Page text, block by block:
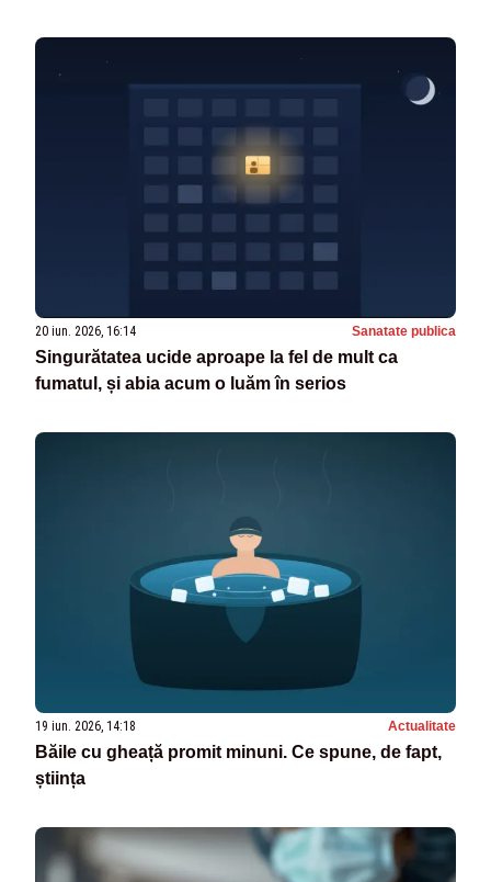
20 iun. 2026, 16:14 Sanatate publica
Singurătatea ucide aproape la fel de mult ca
fumatul, și abia acum o luăm în serios
19 iun. 2026, 14:18 Actualitate
Băile cu gheață promit minuni. Ce spune, de fapt,
știința